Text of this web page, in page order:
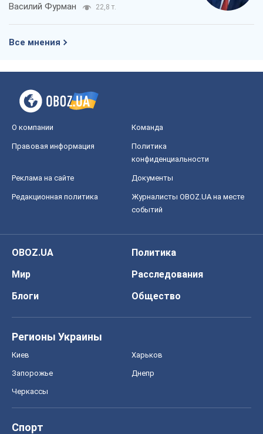
Василий Фурман 22,8 т.
Все мнения
О компании Команда
Правовая информация
Политика
конфиденциальности
Реклама на сайте Документы
Редакционная политика
Журналисты OBOZ.UA на месте
событий
OBOZ.UA
Политика
Мир
Расследования
Блоги
Общество
Регионы Украины
Киев Харьков
Запорожье Днепр
Черкассы
Спорт